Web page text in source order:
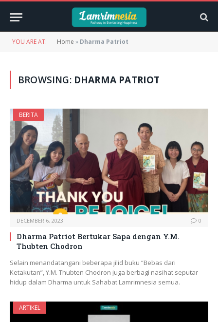
YOU ARE AT: Home » Dharma Patriot
BROWSING: DHARMA PATRIOT
BERITA
DECEMBER 6, 2023 0
Dharma Patriot Bertukar Sapa dengan Y.M.
Thubten Chodron
Selain menandatangani beberapa jilid buku “Bebas dari
Ketakutan”, Y.M. Thubten Chodron juga berbagi nasihat seputar
hidup dalam Dharma untuk Sahabat Lamrimnesia semua.
ARTIKEL